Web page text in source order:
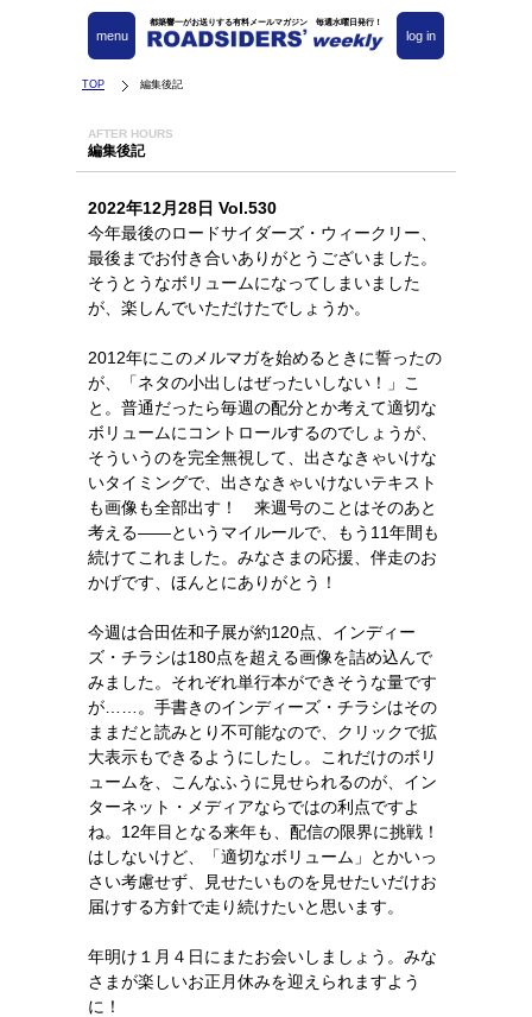
都築響一がお送りする有料メールマガジン 毎週水曜日発行！
log in
menu
TOP 編集後記
AFTER HOURS
編集後記
2022年12月28日 Vol.530
今年最後のロードサイダーズ・ウィークリー、
最後までお付き合いありがとうございました。
そうとうなボリュームになってしまいました
が、楽しんでいただけたでしょうか。
2012年にこのメルマガを始めるときに誓ったの
が、「ネタの小出しはぜったいしない！」こ
と。普通だったら毎週の配分とか考えて適切な
ボリュームにコントロールするのでしょうが、
そういうのを完全無視して、出さなきゃいけな
いタイミングで、出さなきゃいけないテキスト
も画像も全部出す！ 来週号のことはそのあと
考える――というマイルールで、もう11年間も
続けてこれました。みなさまの応援、伴走のお
かげです、ほんとにありがとう！
今週は合田佐和子展が約120点、インディー
ズ・チラシは180点を超える画像を詰め込んで
みました。それぞれ単行本ができそうな量です
が……。手書きのインディーズ・チラシはその
ままだと読みとり不可能なので、クリックで拡
大表示もできるようにしたし。これだけのボリ
ュームを、こんなふうに見せられるのが、イン
ターネット・メディアならではの利点ですよ
ね。12年目となる来年も、配信の限界に挑戦！
はしないけど、「適切なボリューム」とかいっ
さい考慮せず、見せたいものを見せたいだけお
届けする方針で走り続けたいと思います。
年明け１月４日にまたお会いしましょう。みな
さまが楽しいお正月休みを迎えられますよう
に！